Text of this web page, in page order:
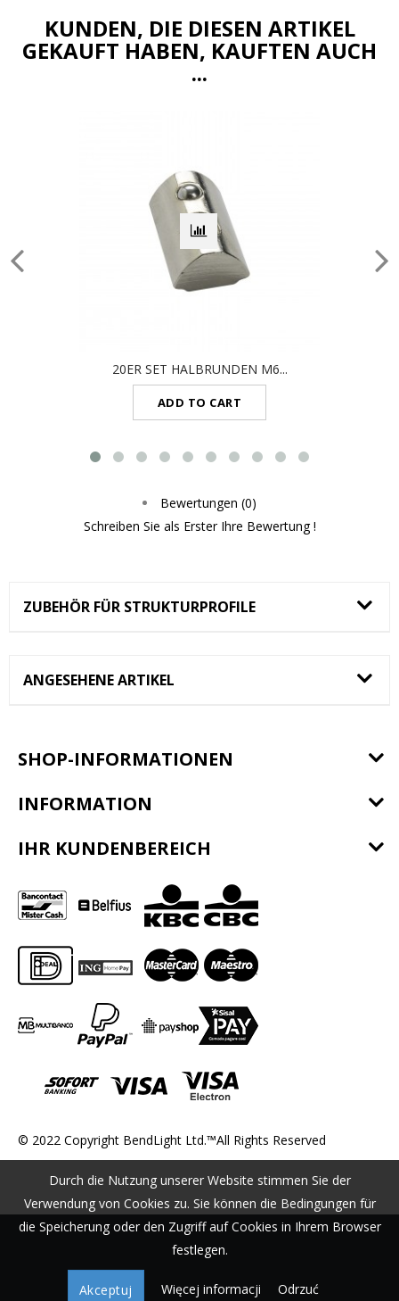
KUNDEN, DIE DIESEN ARTIKEL
GEKAUFT HABEN, KAUFTEN AUCH
...
20ER SET HALBRUNDEN M6...
ADD TO CART
Bewertungen (0)
Schreiben Sie als Erster Ihre Bewertung !
ZUBEHÖR FÜR STRUKTURPROFILE
ANGESEHENE ARTIKEL
SHOP-INFORMATIONEN
INFORMATION
IHR KUNDENBEREICH
© 2022 Copyright BendLight Ltd.™All Rights Reserved
Durch die Nutzung unserer Website stimmen Sie der
Verwendung von Cookies zu. Sie können die Bedingungen für
die Speicherung oder den Zugriff auf Cookies in Ihrem Browser
festlegen.
Akceptuj Więcej informacji Odrzuć